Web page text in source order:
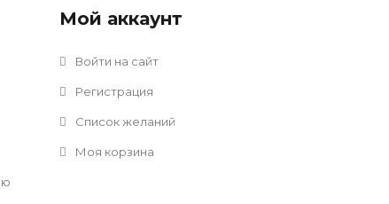
Мой аккаунт
Войти на сайт
Регистрация
Список желаний
Моя корзина